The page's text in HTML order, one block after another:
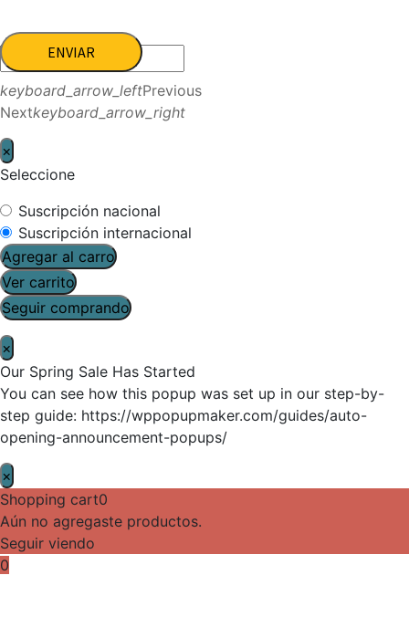
ENVIAR
keyboard_arrow_leftPrevious
Nextkeyboard_arrow_right
×
Seleccione
Suscripción nacional
Suscripción internacional
Agregar al carro
Ver carrito
Seguir comprando
×
Our Spring Sale Has Started
You can see how this popup was set up in our step-by-
step guide: https://wppopupmaker.com/guides/auto-
opening-announcement-popups/
×
Shopping cart0
Aún no agregaste productos.
Seguir viendo
0